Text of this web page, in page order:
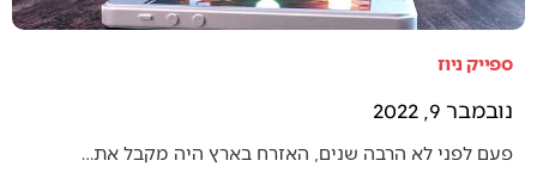
ספייק ניוז
נובמבר 9, 2022
פעם לפני לא הרבה שנים, האזרח בארץ היה מקבל את…